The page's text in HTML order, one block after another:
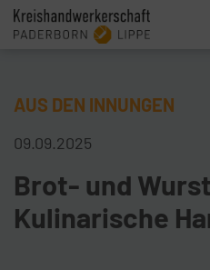
AUS DEN INNUNGEN
09.09.2025
Brot- und
Kulinarische